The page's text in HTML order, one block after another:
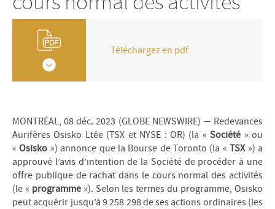
Téléchargez en pdf
MONTRÉAL, 08 déc. 2023 (GLOBE NEWSWIRE) — Redevances
Aurifères Osisko Ltée (TSX et NYSE : OR) (la «Société » ou
«Osisko ») annonce que la Bourse de Toronto (la «TSX») a
approuvé l’avis d’intention de la Société de procéder à une
offre publique de rachat dans le cours normal des activités
(le « programme»). Selon les termes du programme, Osisko
peut acquérir jusqu’à 9 258 298 de ses actions ordinaires (les